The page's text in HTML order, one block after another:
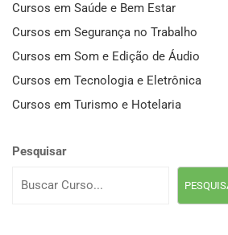
Cursos em Saúde e Bem Estar
Cursos em Segurança no Trabalho
Cursos em Som e Edição de Áudio
Cursos em Tecnologia e Eletrônica
Cursos em Turismo e Hotelaria
Pesquisar